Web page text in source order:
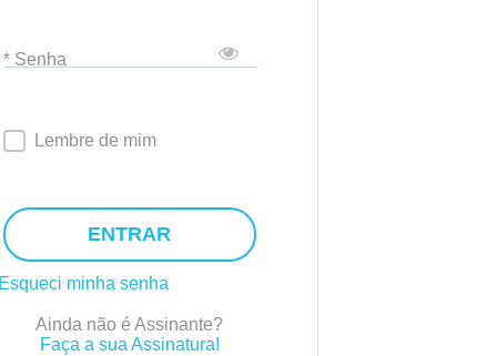
* Senha
Lembre de mim
ENTRAR
minha senha
Ainda não é Assinante?
Faça a sua Assinatura!